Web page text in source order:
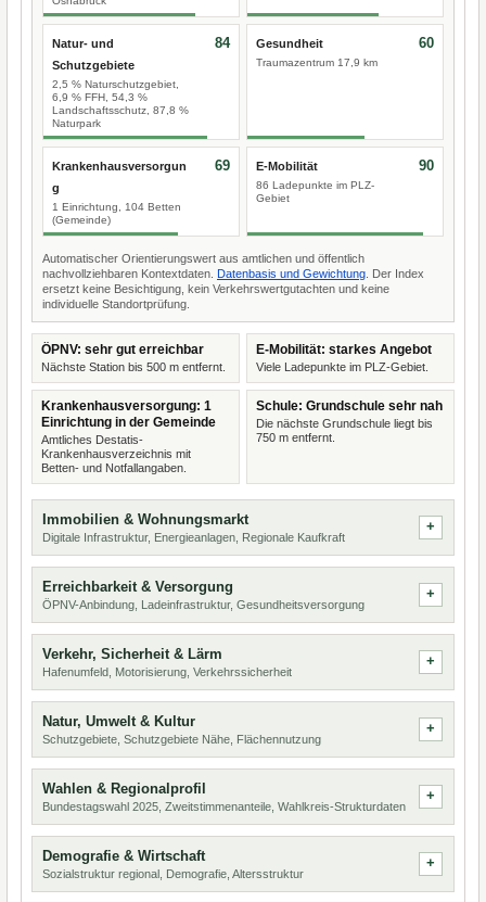
Natur- und
Schutzgebiete
2,5 % Naturschutzgebiet,
6,9 % FFH, 54,3 %
Landschaftsschutz, 87,8 %
Naturpark
84 Gesundheit
Traumazentrum 17,9 km
60
Krankenhausversorgun
g
1 Einrichtung, 104 Betten
(Gemeinde)
69 E-Mobilität
86 Ladepunkte im PLZ-
Gebiet
90
Automatischer Orientierungswert aus amtlichen und öffentlich
nachvollziehbaren Kontextdaten. Datenbasis und Gewichtung . Der Index
ersetzt keine Besichtigung, kein Verkehrswertgutachten und keine
individuelle Standortprüfung.
ÖPNV: sehr gut erreichbar
Nächste Station bis 500 m entfernt.
E-Mobilität: starkes Angebot
Viele Ladepunkte im PLZ-Gebiet.
Krankenhausversorgung: 1
Einrichtung in der Gemeinde
Amtliches Destatis-
Krankenhausverzeichnis mit
Betten- und Notfallangaben.
Schule: Grundschule sehr nah
Die nächste Grundschule liegt bis
750 m entfernt.
Immobilien & Wohnungsmarkt
Digitale Infrastruktur, Energieanlagen, Regionale Kaufkraft
Erreichbarkeit & Versorgung
ÖPNV-Anbindung, Ladeinfrastruktur, Gesundheitsversorgung
Verkehr, Sicherheit & Lärm
Hafenumfeld, Motorisierung, Verkehrssicherheit
Natur, Umwelt & Kultur
Schutzgebiete, Schutzgebiete Nähe, Flächennutzung
Wahlen & Regionalprofil
Bundestagswahl 2025, Zweitstimmenanteile, Wahlkreis-Strukturdaten
Demografie & Wirtschaft
Sozialstruktur regional, Demografie, Altersstruktur